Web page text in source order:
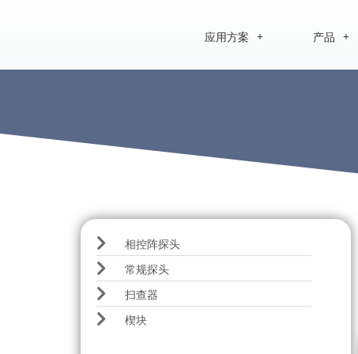
应用方案 产品
相控阵探头
常规探头
扫查器
楔块